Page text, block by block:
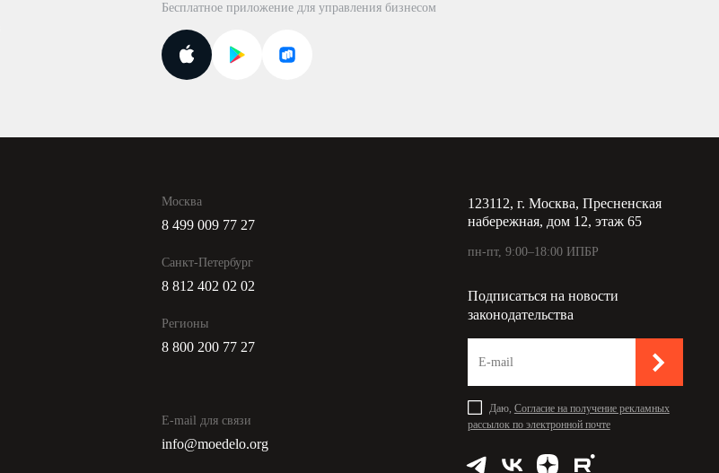
Бесплатное приложение для управления бизнесом
Москва
8 499 009 77 27
Санкт-Петербург
8 812 402 02 02
Регионы
8 800 200 77 27
E-mail для связи
info@moedelo.org
123112, г. Москва, Пресненская
набережная, дом 12, этаж 65
пн-пт, 9:00–18:00 ИПБР
Подписаться на новости
законодательства
Даю, Согласие на получение рекламных
рассылок по электронной почте